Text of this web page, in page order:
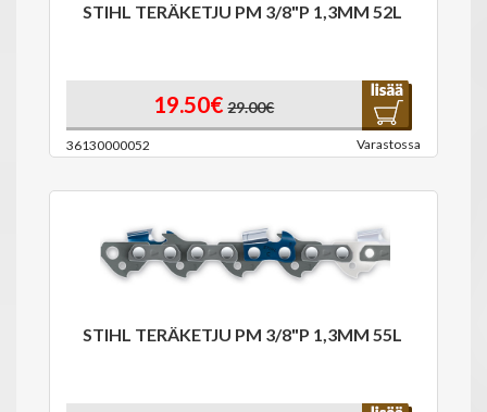
STIHL TERÄKETJU PM 3/8"P 1,3MM 52L
19.50€ 29.00€
36130000052 Varastossa
STIHL TERÄKETJU PM 3/8"P 1,3MM 55L